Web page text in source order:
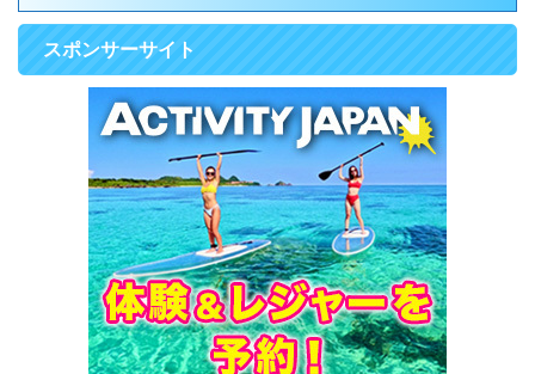
スポンサーサイト